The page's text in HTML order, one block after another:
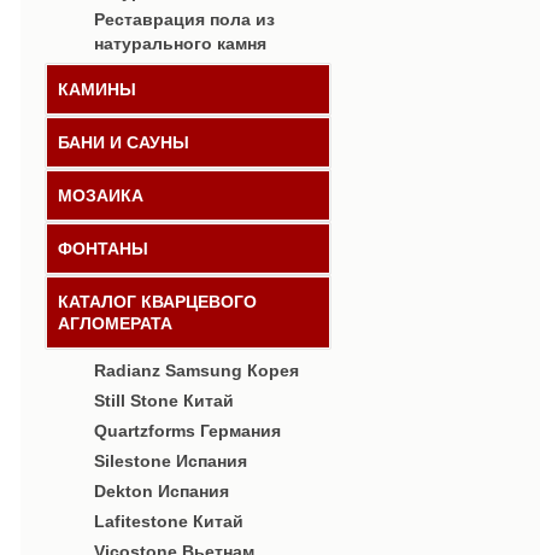
Реставрация пола из
натурального камня
КАМИНЫ
БАНИ И САУНЫ
МОЗАИКА
ФОНТАНЫ
КАТАЛОГ КВАРЦЕВОГО
АГЛОМЕРАТА
Radianz Samsung Корея
Still Stone Китай
Quartzforms Германия
Silestone Испания
Dekton Испания
Lafitestone Китай